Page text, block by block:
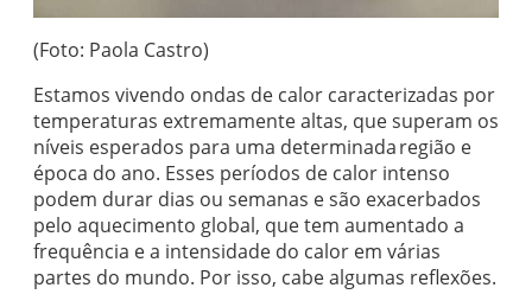
(Foto: Paola Castro)
Estamos vivendo ondas de calor caracterizadas por
temperaturas extremamente altas, que superam os
níveis esperados para uma determinada região e
época do ano. Esses períodos de calor intenso
podem durar dias ou semanas e são exacerbados
pelo aquecimento global, que tem aumentado a
frequência e a intensidade do calor em várias
partes do mundo. Por isso, cabe algumas reflexões.